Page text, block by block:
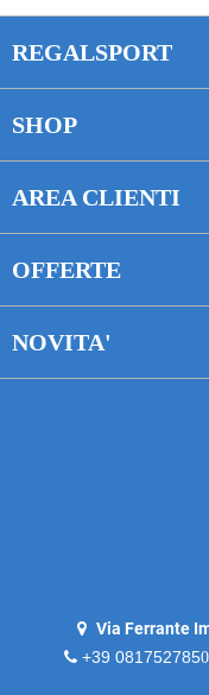
REGALSPORT
SHOP
AREA CLIENTI
OFFERTE
NOVITA'
Via Ferrante
+39 0817527850